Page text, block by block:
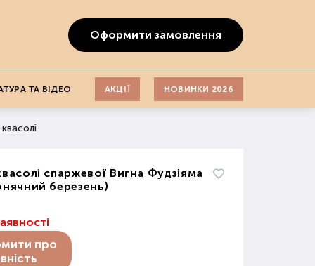
Оформити замовлення
ТА ВІДЕО АКЦІЇ НОВИНКИ 2026
спаржевої Вигна Фудзіяма
березень)
про